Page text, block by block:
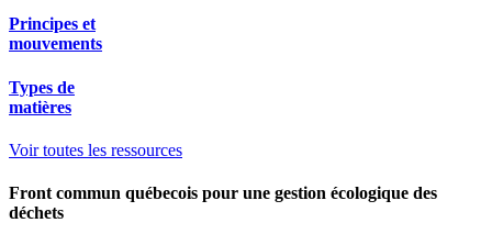
Principes et
mouvements
Types de
matières
Voir toutes les ressources
Front commun québecois pour une gestion écologique des
déchets